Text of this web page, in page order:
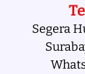
Segera